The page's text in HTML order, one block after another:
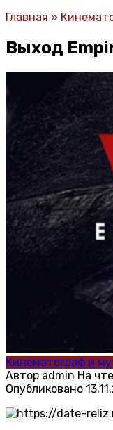
Главная »
Выход
Кинематограф и
Автор admin На
Опубликовано